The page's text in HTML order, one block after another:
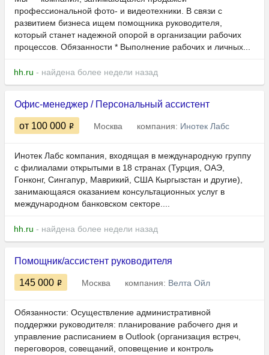
профессиональной фото- и видеотехники. В связи с
развитием бизнеса ищем помощника руководителя,
который станет надежной опорой в организации рабочих
процессов. Обязанности * Выполнение рабочих и личных...
hh.ru - найдена более недели назад
Офис-менеджер / Персональный ассистент
от 100 000 Москва компания: Инотек Лабс
Инотек Лабс компания, входящая в международную группу
с филиалами открытыми в 18 странах (Турция, ОАЭ,
Гонконг, Сингапур, Маврикий, США Кыргызстан и другие),
занимающаяся оказанием консультационных услуг в
международном банковском секторе....
hh.ru - найдена более недели назад
Помощник/ассистент руководителя
145 000 Москва компания: Велта Ойл
Обязанности: Осуществление административной
поддержки руководителя: планирование рабочего дня и
управление расписанием в Outlook (организация встреч,
переговоров, совещаний, оповещение и контроль